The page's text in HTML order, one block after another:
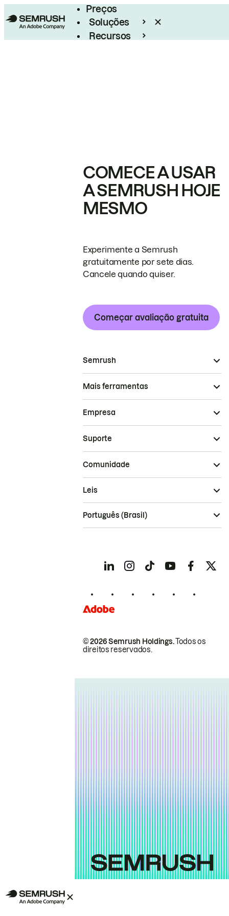
Preços
Soluções
Recursos
COMECE A USAR
A SEMRUSH HOJE
MESMO
Experimente a Semrush
gratuitamente por sete dias.
Cancele quando quiser.
Começar avaliação gratuita
Semrush
Mais ferramentas
Empresa
Suporte
Comunidade
© 2026 Semrush Holdings.Todos os
direitos reservados.
Leis
Português (Brasil)